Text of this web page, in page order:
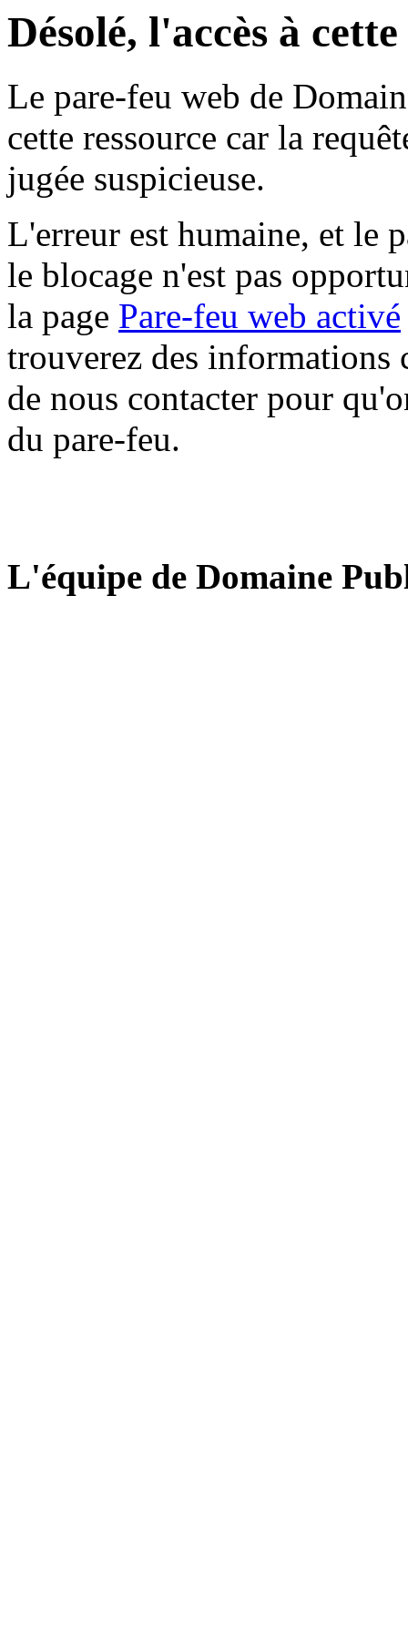
Désolé, l'accès à
Le pare-feu web de
cette ressource car la
jugée suspicieuse.
L'erreur est humaine, et le
le blocage n'est pas
la page Pare-feu web activé
trouverez des informations
de nous contacter pour
du pare-feu.
L'équipe de Domaine